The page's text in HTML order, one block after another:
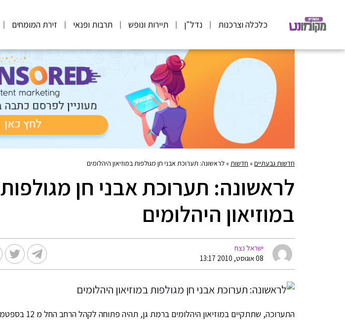
כלכלה וצרכנות נדל"ן תיירות ונופש תרבות ופנאי זירת המומחים
חדשות גבעתיים» חדשות » לראשונה: תערוכת אבני חן מגולפות במוזיאון היהלומים
לראשונה: תערוכת אבני חן מגולפות
במוזיאון היהלומים
ישראל נצח
08 אוגוסט, 2010 13:17
התערוכה, שתתקיים במוזיאון היהלומים ברמת גן, תהיה פתוחה לקהל הרחב החל מ 12 בספטמבר עד 31 דצמבר